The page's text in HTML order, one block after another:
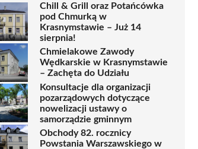
Chill & Grill oraz Potańcówka
pod Chmurką w
Krasnymstawie – Już 14
sierpnia!
Chmielakowe Zawody
Wędkarskie w Krasnymstawie
– Zachęta do Udziału
Konsultacje dla organizacji
pozarządowych dotyczące
nowelizacji ustawy o
samorządzie gminnym
Obchody 82. rocznicy
Powstania Warszawskiego w